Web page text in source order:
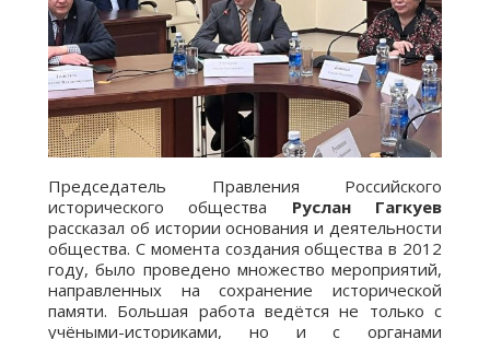
Председатель Правления Российского
исторического общества Руслан Гагкуев
рассказал об истории основания и деятельности
общества. С момента создания общества в 2012
году, было проведено множество мероприятий,
направленных на сохранение исторической
памяти. Большая работа ведётся не только с
учёными-историками, но и с органами